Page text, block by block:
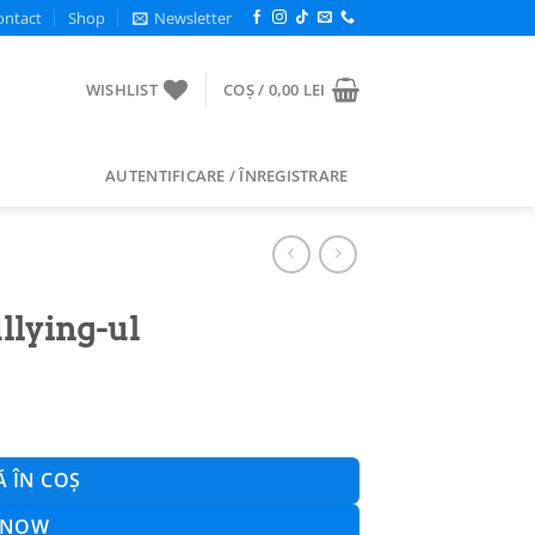
Shop Newsletter
WISHLIST COȘ / 0,00 LEI
AUTENTIFICARE / ÎNREGISTRARE
ul
ÎN COȘ